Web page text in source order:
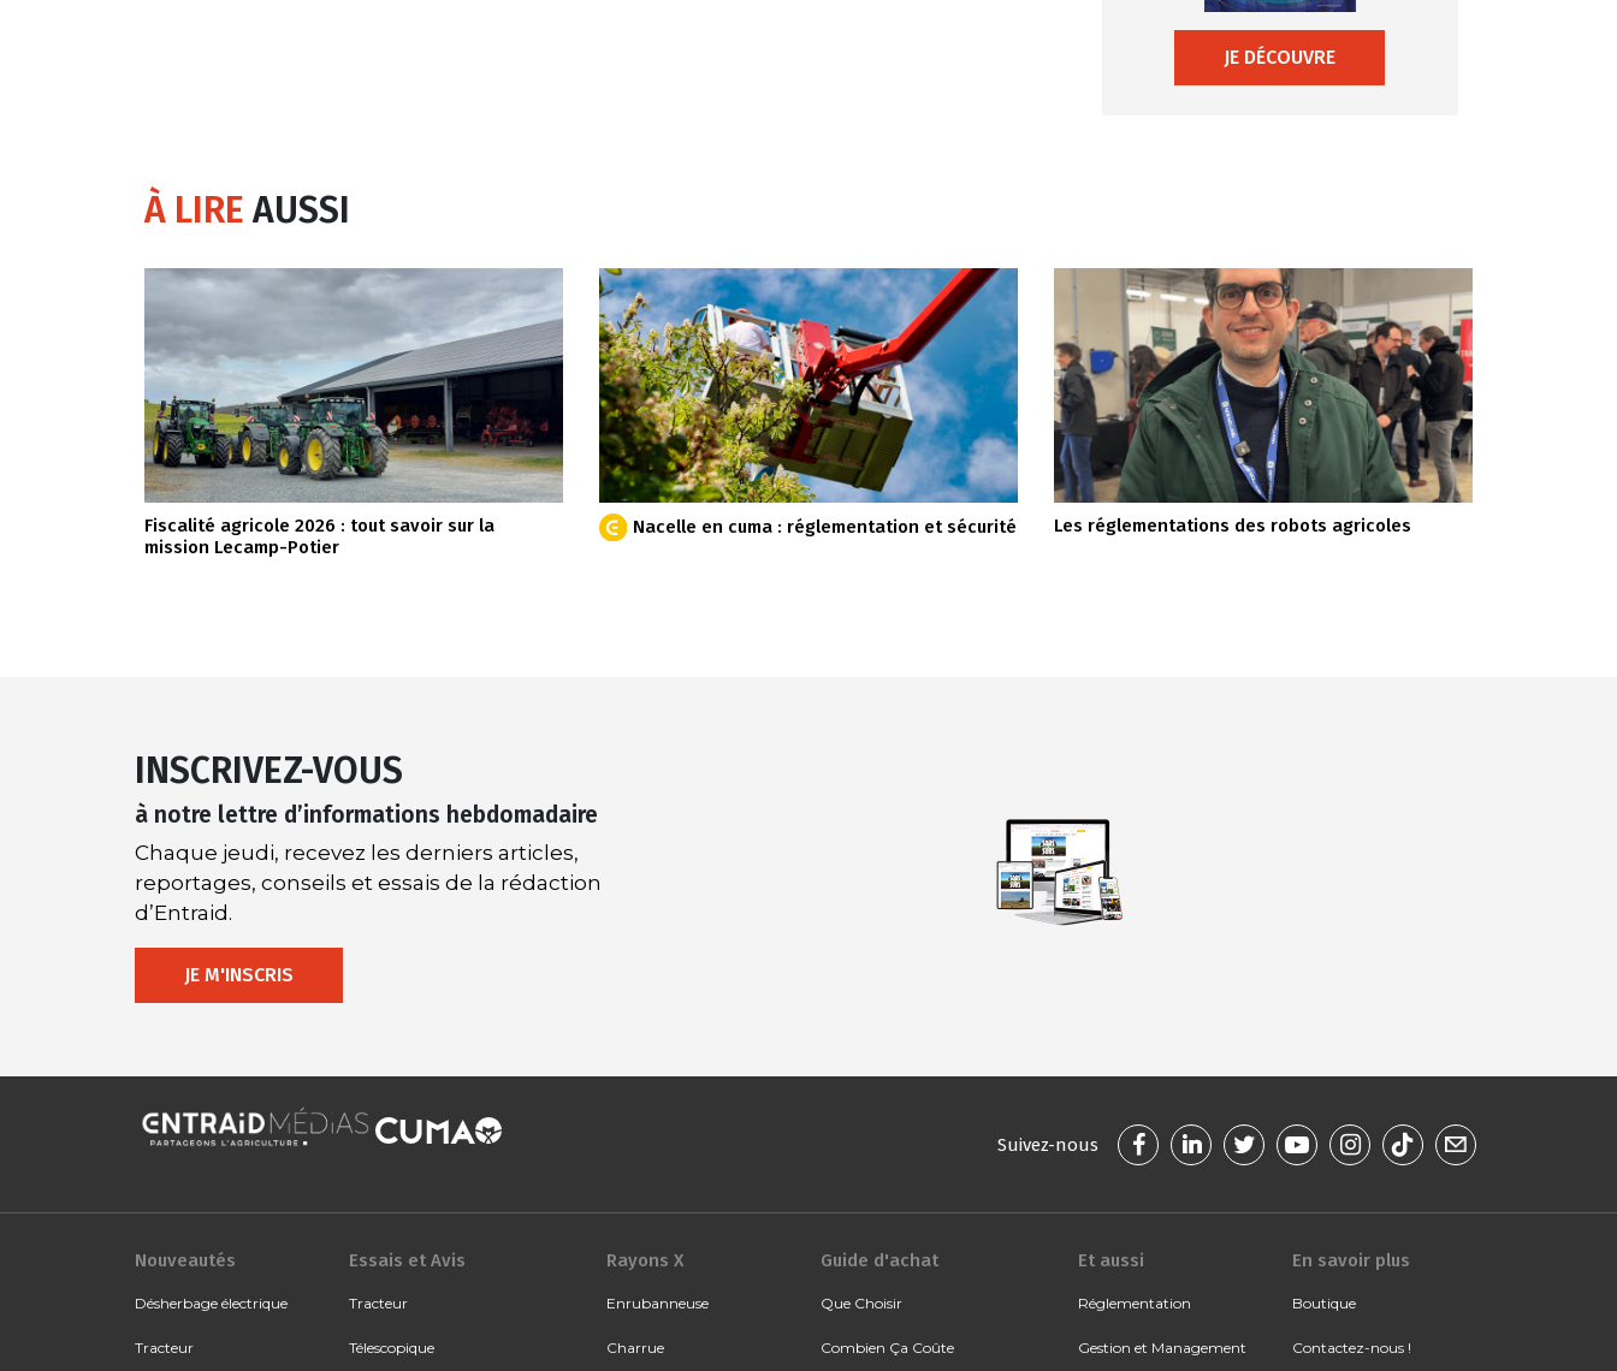
JE DÉCOUVRE
À LIREAUSSI
Fiscalité agricole 2026 : tout savoir sur la
mission Lecamp-Potier
Nacelle en cuma : réglementation et sécurité Les réglementations des robots agricoles
INSCRIVEZ-VOUS
à notre lettre d’informations hebdomadaire
Chaque jeudi, recevez les derniers articles,
reportages, conseils et essais de la rédaction
d’Entraid.
JE M'INSCRIS
Suivez-nous
Nouveautés
Désherbage électrique
Tracteur
Essais et Avis
Tracteur
Télescopique
Rayons X
Enrubanneuse
Charrue
Guide d'achat
Que Choisir
Combien Ça Coûte
Et aussi
Réglementation
Gestion et Management
En savoir plus
Boutique
Contactez-nous !